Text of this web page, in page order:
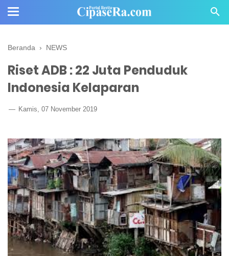
Beranda › NEWS
Riset ADB : 22 Juta Penduduk
Indonesia Kelaparan
Kamis, 07 November 2019